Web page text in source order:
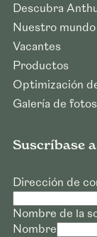
Descubra
Nuestro mundo
Vacantes
Productos
Optimización
Galería de fotos
Suscríbase
Dirección de
Nombre de la
Nombre